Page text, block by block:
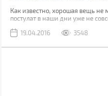
Как известно, хорошая вещь не
постулат в наши дни уже не
стоили баснословных денег,
украинском рынке, применила
19.04.2016 3548